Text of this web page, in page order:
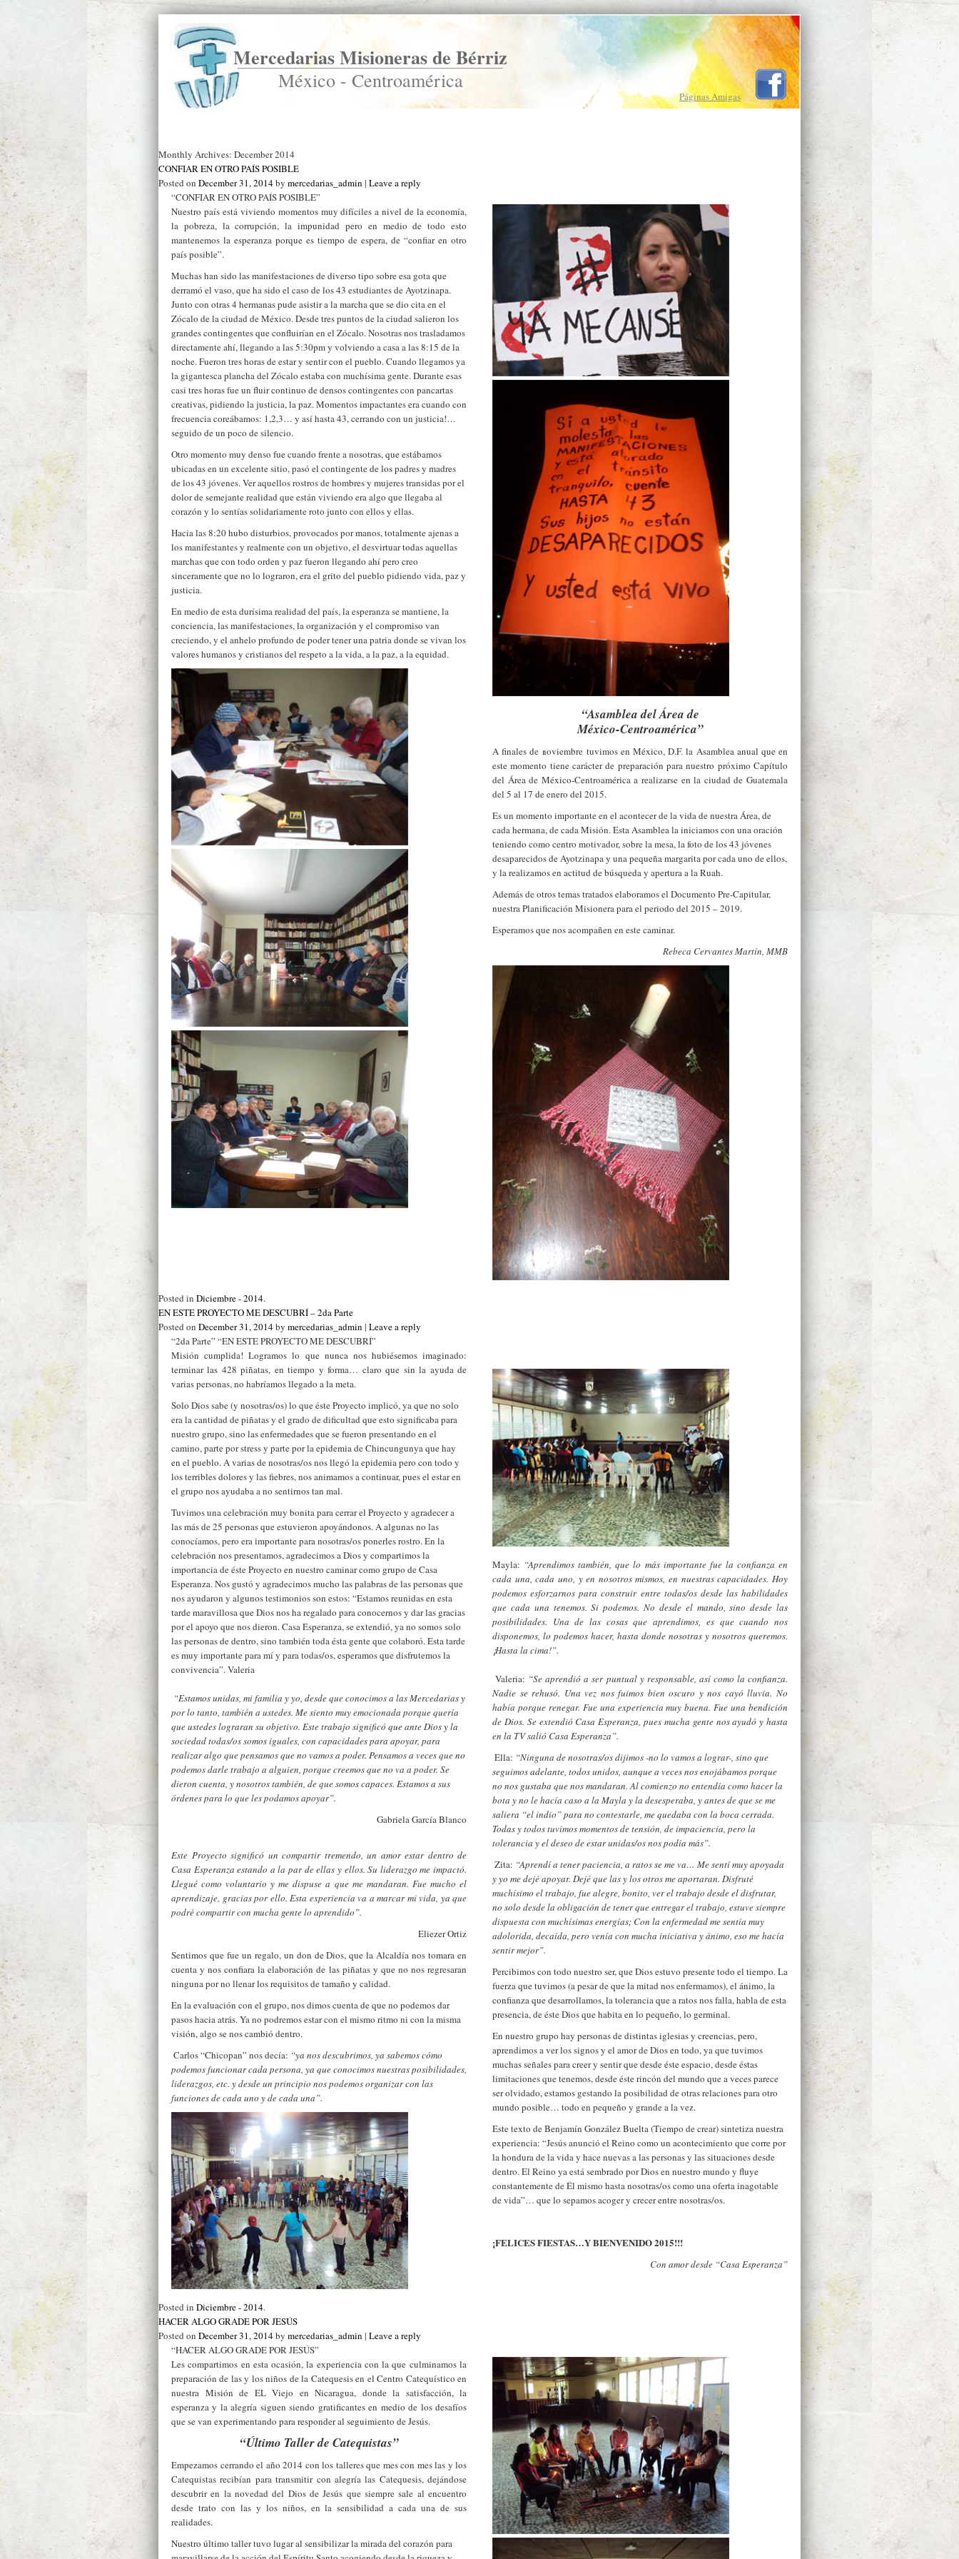
Mercedarias Misioneras de Bérriz
México - Centroamérica
Páginas Amigas
Monthly Archives: December 2014
CONFIAR EN OTRO PAÍS POSIBLE
Posted on December 31, 2014by mercedarias_admin | Leave a reply
“CONFIAR EN OTRO PAÍS POSIBLE”
Nuestro país está viviendo momentos muy difíciles a nivel de la economía,
la pobreza, la corrupción, la impunidad pero en medio de todo esto
mantenemos la esperanza porque es tiempo de espera, de “confiar en otro
país posible”.
Muchas han sido las manifestaciones de diverso tipo sobre esa gota que
derramó el vaso, que ha sido el caso de los 43 estudiantes de Ayotzinapa.
Junto con otras 4 hermanas pude asistir a la marcha que se dio cita en el
Zócalo de la ciudad de México. Desde tres puntos de la ciudad salieron los
grandes contingentes que confluirían en el Zócalo. Nosotras nos trasladamos
directamente ahí, llegando a las 5:30pm y volviendo a casa a las 8:15 de la
noche. Fueron tres horas de estar y sentir con el pueblo. Cuando llegamos ya
la gigantesca plancha del Zócalo estaba con muchísima gente. Durante esas
casi tres horas fue un fluir continuo de densos contingentes con pancartas
creativas, pidiendo la justicia, la paz. Momentos impactantes era cuando con
frecuencia coreábamos: 1,2,3… y así hasta 43, cerrando con un justicia!…
seguido de un poco de silencio.
Otro momento muy denso fue cuando frente a nosotras, que estábamos
ubicadas en un excelente sitio, pasó el contingente de los padres y madres
de los 43 jóvenes. Ver aquellos rostros de hombres y mujeres transidas por el
dolor de semejante realidad que están viviendo era algo que llegaba al
corazón y lo sentías solidariamente roto junto con ellos y ellas.
Hacia las 8:20 hubo disturbios, provocados por manos, totalmente ajenas a
los manifestantes y realmente con un objetivo, el desvirtuar todas aquellas
marchas que con todo orden y paz fueron llegando ahí pero creo
sinceramente que no lo lograron, era el grito del pueblo pidiendo vida, paz y
justicia.
En medio de esta durísima realidad del país, la esperanza se mantiene, la
conciencia, las manifestaciones, la organización y el compromiso van
creciendo, y el anhelo profundo de poder tener una patria donde se vivan los
valores humanos y cristianos del respeto a la vida, a la paz, a la equidad.
“Asamblea del Área de
México-Centroamérica”
A finales de noviembre tuvimos en México, D.F. la Asamblea anual que en
este momento tiene carácter de preparación para nuestro próximo Capítulo
del Área de México-Centroamérica a realizarse en la ciudad de Guatemala
del 5 al 17 de enero del 2015.
Es un momento importante en el acontecer de la vida de nuestra Área, de
cada hermana, de cada Misión. Esta Asamblea la iniciamos con una oración
teniendo como centro motivador, sobre la mesa, la foto de los 43 jóvenes
desaparecidos de Ayotzinapa y una pequeña margarita por cada uno de ellos,
y la realizamos en actitud de búsqueda y apertura a la Ruah.
Además de otros temas tratados elaboramos el Documento Pre-Capitular,
nuestra Planificación Misionera para el periodo del 2015 – 2019.
Esperamos que nos acompañen en este caminar.
Rebeca Cervantes Martín, MMB
Posted in Diciembre - 2014.
EN ESTE PROYECTO ME DESCUBRÍ – 2da Parte
Posted on December 31, 2014by mercedarias_admin | Leave a reply
“2da Parte” “EN ESTE PROYECTO ME DESCUBRÍ”
Misión cumplida! Logramos lo que nunca nos hubiésemos imaginado:
terminar las 428 piñatas, en tiempo y forma… claro que sin la ayuda de
varias personas, no habríamos llegado a la meta.
Solo Dios sabe (y nosotras/os) lo que éste Proyecto implicó, ya que no solo
era la cantidad de piñatas y el grado de dificultad que esto significaba para
nuestro grupo, sino las enfermedades que se fueron presentando en el
camino, parte por stress y parte por la epidemia de Chincungunya que hay
en el pueblo. A varias de nosotras/os nos llegó la epidemia pero con todo y
los terribles dolores y las fiebres, nos animamos a continuar, pues el estar en
el grupo nos ayudaba a no sentirnos tan mal.
Tuvimos una celebración muy bonita para cerrar el Proyecto y agradecer a
las más de 25 personas que estuvieron apoyándonos. A algunas no las
conocíamos, pero era importante para nosotras/os ponerles rostro. En la
celebración nos presentamos, agradecimos a Dios y compartimos la
importancia de éste Proyecto en nuestro caminar como grupo de Casa
Esperanza. Nos gustó y agradecimos mucho las palabras de las personas que
nos ayudaron y algunos testimonios son estos: “Estamos reunidas en esta
tarde maravillosa que Dios nos ha regalado para conocernos y dar las gracias
por el apoyo que nos dieron. Casa Esperanza, se extendió, ya no somos solo
las personas de dentro, sino también toda ésta gente que colaboró. Esta tarde
es muy importante para mí y para todas/os, esperamos que disfrutemos la
convivencia”. Valeria
­ “Estamos unidas, mi familia y yo, desde que conocimos a las Mercedarias y
por lo tanto, también a ustedes. Me siento muy emocionada porque quería
que ustedes lograran su objetivo. Este trabajo significó que ante Dios y la
sociedad todas/os somos iguales, con capacidades para apoyar, para
realizar algo que pensamos que no vamos a poder. Pensamos a veces que no
podemos darle trabajo a alguien, porque creemos que no va a poder. Se
dieron cuenta, y nosotros también, de que somos capaces. Estamos a sus
órdenes para lo que les podamos apoyar”.
Gabriela García Blanco
Este Proyecto significó un compartir tremendo, un amor estar dentro de
Casa Esperanza estando a la par de ellas y ellos. Su liderazgo me impactó.
Llegué como voluntario y me dispuse a que me mandaran. Fue mucho el
aprendizaje, gracias por ello. Esta experiencia va a marcar mi vida, ya que
podré compartir con mucha gente lo aprendido”.
Eliezer Ortiz
Sentimos que fue un regalo, un don de Dios, que la Alcaldía nos tomara en
cuenta y nos confiara la elaboración de las piñatas y que no nos regresaran
ninguna por no llenar los requisitos de tamaño y calidad.
En la evaluación con el grupo, nos dimos cuenta de que no podemos dar
pasos hacia atrás. Ya no podremos estar con el mismo ritmo ni con la misma
visión, algo se nos cambió dentro.
­ Carlos “Chicopan” nos decía: “ya nos descubrimos, ya sabemos cómo
podemos funcionar cada persona, ya que conocimos nuestras posibilidades,
liderazgos, etc. y desde un principio nos podemos organizar con las
funciones de cada uno y de cada una”.
Mayla: “Aprendimos también, que lo más importante fue la confianza en
cada una, cada uno, y en nosotros mismos, en nuestras capacidades. Hoy
podemos esforzarnos para construir entre todas/os desde las habilidades
que cada una tenemos. Si podemos. No desde el mando, sino desde las
posibilidades. Una de las cosas que aprendimos, es que cuando nos
disponemos, lo podemos hacer, hasta donde nosotras y nosotros queremos.
¡Hasta la cima!”.
­ Valeria: “Se aprendió a ser puntual y responsable, así como la confianza.
Nadie se rehusó. Una vez nos fuimos bien oscuro y nos cayó lluvia. No
había porque renegar. Fue una experiencia muy buena. Fue una bendición
de Dios. Se extendió Casa Esperanza, pues mucha gente nos ayudó y hasta
en la TV salió Casa Esperanza”.
­ Ella: “Ninguna de nosotras/os dijimos -no lo vamos a lograr-, sino que
seguimos adelante, todos unidos, aunque a veces nos enojábamos porque
no nos gustaba que nos mandaran. Al comienzo no entendía como hacer la
bota y no le hacía caso a la Mayla y la desesperaba, y antes de que se me
saliera “el indio” para no contestarle, me quedaba con la boca cerrada.
Todas y todos tuvimos momentos de tensión, de impaciencia, pero la
tolerancia y el deseo de estar unidas/os nos podía más”.
­ Zita: “Aprendí a tener paciencia, a ratos se me va… Me sentí muy apoyada
y yo me dejé apoyar. Dejé que las y los otros me aportaran. Disfruté
muchísimo el trabajo, fue alegre, bonito, ver el trabajo desde el disfrutar,
no solo desde la obligación de tener que entregar el trabajo, estuve siempre
dispuesta con muchísimas energías; Con la enfermedad me sentía muy
adolorida, decaída, pero venía con mucha iniciativa y ánimo, eso me hacía
sentir mejor”.
Percibimos con todo nuestro ser, que Dios estuvo presente todo el tiempo. La
fuerza que tuvimos (a pesar de que la mitad nos enfermamos), el ánimo, la
confianza que desarrollamos, la tolerancia que a ratos nos falla, habla de esta
presencia, de éste Dios que habita en lo pequeño, lo germinal.
En nuestro grupo hay personas de distintas iglesias y creencias, pero,
aprendimos a ver los signos y el amor de Dios en todo, ya que tuvimos
muchas señales para creer y sentir que desde éste espacio, desde éstas
limitaciones que tenemos, desde éste rincón del mundo que a veces parece
ser olvidado, estamos gestando la posibilidad de otras relaciones para otro
mundo posible… todo en pequeño y grande a la vez.
Este texto de Benjamín González Buelta (Tiempo de crear) sintetiza nuestra
experiencia: “Jesús anunció el Reino como un acontecimiento que corre por
la hondura de la vida y hace nuevas a las personas y las situaciones desde
dentro. El Reino ya está sembrado por Dios en nuestro mundo y fluye
constantemente de Él mismo hasta nosotras/os como una oferta inagotable
de vida”… que lo sepamos acoger y crecer entre nosotras/os.
¡FELICES FIESTAS…Y BIENVENIDO 2015!!!
Con amor desde “Casa Esperanza”
Posted in Diciembre - 2014.
HACER ALGO GRADE POR JESÚS
Posted on December 31, 2014by mercedarias_admin | Leave a reply
“HACER ALGO GRADE POR JESÚS”
Les compartimos en esta ocasión, la experiencia con la que culminamos la
preparación de las y los niños de la Catequesis en el Centro Catequístico en
nuestra Misión de EL Viejo en Nicaragua, donde la satisfacción, la
esperanza y la alegría siguen siendo gratificantes en medio de los desafíos
que se van experimentando para responder al seguimiento de Jesús.
“Último Taller de Catequistas”
Empezamos cerrando el año 2014 con los talleres que mes con mes las y los
Catequistas recibían para transmitir con alegría las Catequesis, dejándose
descubrir en la novedad del Dios de Jesús que siempre sale al encuentro
desde trato con las y los niños, en la sensibilidad a cada una de sus
realidades.
Nuestro último taller tuvo lugar al sensibilizar la mirada del corazón para